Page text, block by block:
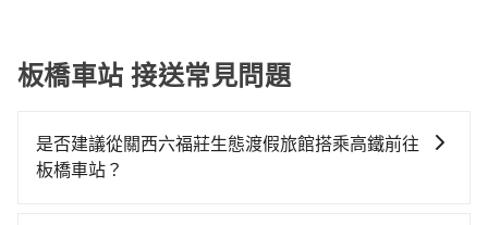
板橋車站 接送常見問題
是否建議從關西六福莊生態渡假旅館搭乘高鐵前往
板橋車站？